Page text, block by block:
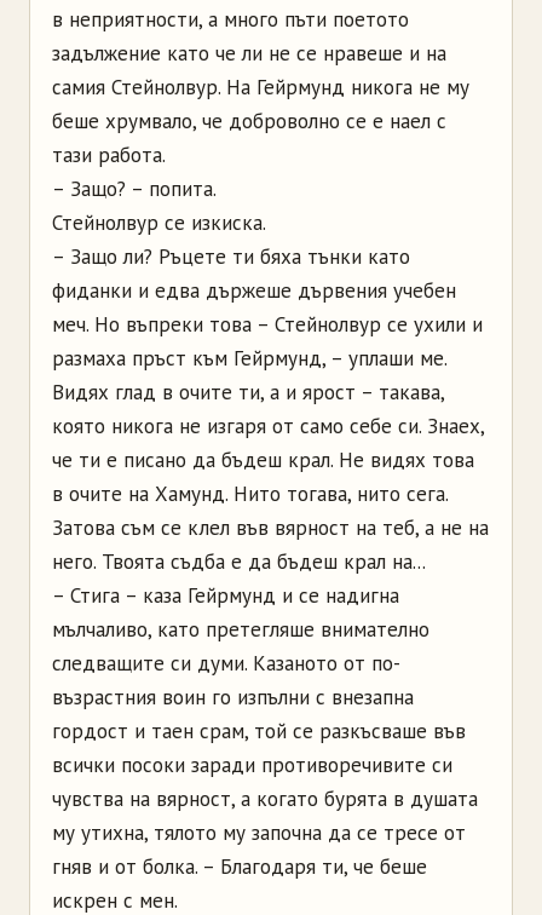
в неприятности, а много пъти поетото
задължение като че ли не се нравеше и на
самия Стейнолвур. На Гейрмунд никога не му
беше хрумвало, че доброволно се е наел с
тази работа.
– Защо? – попита.
Стейнолвур се изкиска.
– Защо ли? Ръцете ти бяха тънки като
фиданки и едва държеше дървения учебен
меч. Но въпреки това – Стейнолвур се ухили и
размаха пръст към Гейрмунд, – уплаши ме.
Видях глад в очите ти, а и ярост – такава,
която никога не изгаря от само себе си. Знаех,
че ти е писано да бъдеш крал. Не видях това
в очите на Хамунд. Нито тогава, нито сега.
Затова съм се клел във вярност на теб, а не на
него. Твоята съдба е да бъдеш крал на...
– Стига – каза Гейрмунд и се надигна
мълчаливо, като претегляше внимателно
следващите си думи. Казаното от по-
възрастния воин го изпълни с внезапна
гордост и таен срам, той се разкъсваше във
всички посоки заради противоречивите си
чувства на вярност, а когато бурята в душата
му утихна, тялото му започна да се тресе от
гняв и от болка. – Благодаря ти, че беше
искрен с мен.